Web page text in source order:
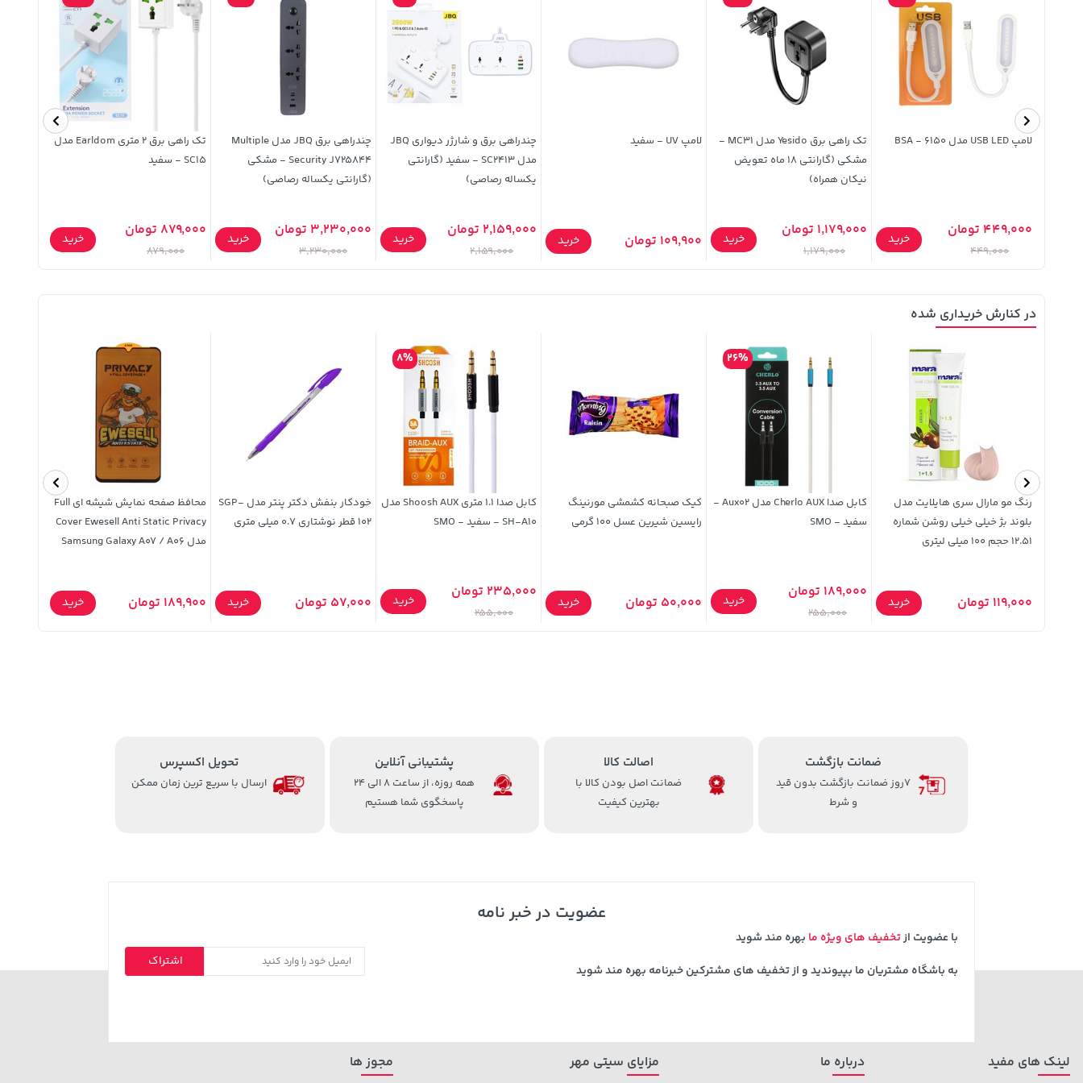
لامپ USB LED مدل 6150 - BSA
449,000 تومان
449,000
خرید
تک راهی برق Yesido مدل MC31 -
مشکی (گارانتی 18 ماه تعویض
نیکان همراه)
1,179,000 تومان
1,179,000
خرید
لامپ UV - سفید
109,900 تومان خرید
چندراهی برق و شارژر دیواری JBQ
مدل SC2413 - سفید (گارانتی
یکساله رصاصی)
2,159,000 تومان
2,159,000
خرید
چندراهی برق JBQ مدل Multiple
Security J725844 - مشکی
(گارانتی یکساله رصاصی)
3,230,000 تومان
3,230,000
خرید
تک راهی برق 2 متری Earldom مدل
SC15 - سفید
879,000 تومان
879,000
خرید
در کنارش خریداری شده
رنگ مو مارال سری هایلایت مدل
بلوند بژ خیلی خیلی روشن شماره
12.51 حجم 100 میلی لیتری
119,000 تومان خرید
کابل صدا Cherlo AUX مدل Aux02 -
سفید - SMO
26%
189,000 تومان
255,000
خرید
کیک صبحانه کشمشی مورنینگ
رایسین شیرین عسل 100 گرمی
50,000 تومان خرید
کابل صدا 1.1 متری Shoosh AUX مدل
SH-A10 - سفید - SMO
8%
235,000 تومان
255,000
خرید
خودکار بنفش دکتر پنتر مدل SGP-
102 قطر نوشتاری 0.7 میلی متری
57,000 تومان خرید
محافظ صفحه نمایش شیشه ای Full
Cover Ewesell Anti Static Privacy
مدل Samsung Galaxy A07 / A06
189,900 تومان خرید
ضمانت بازگشت
7روز ضمانت بازگشت بدون قید
و شرط
اصالت کالا
ضمانت اصل بودن کالا با
بهترین کیفیت
پشتیبانی آنلاین
همه روزه، از ساعت 8 الی 24
پاسخگوی شما هستیم
تحویل اکسپرس
ارسال با سریع ترین زمان ممکن
عضویت در خبر نامه
با عضویت ازتخفیف های ویژه ما بهره مند شوید
به باشگاه مشتریان ما بپیوندید و از تخفیف های مشترکین خبرنامه بهره مند شوید
اشتراک
لینک های مفید درباره ما مزایای سیتی مهر مجوز ها